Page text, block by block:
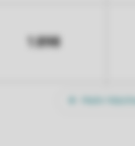
1.898